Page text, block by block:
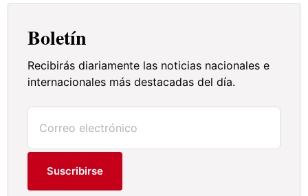
Boletín
Recibirás diariamente las noticias nacionales e
internacionales más destacadas del día.
Suscribirse